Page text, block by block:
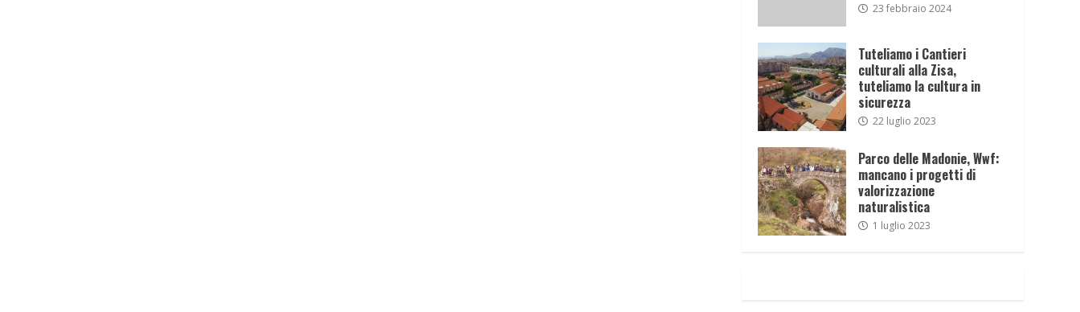
23 febbraio 2024
Tuteliamo i Cantieri
culturali alla Zisa,
tuteliamo la cultura in
sicurezza
22 luglio 2023
Parco delle Madonie, Wwf:
mancano i progetti di
valorizzazione
naturalistica
1 luglio 2023